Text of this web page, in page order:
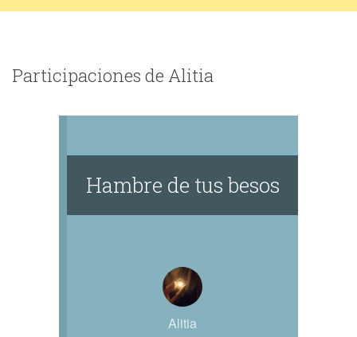
Participaciones de Alitia
Hambre de tus besos
Alitia